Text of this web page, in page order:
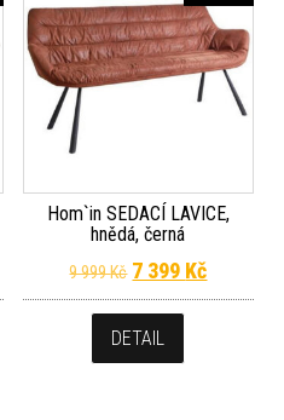
7 699 Kč.
cena je: 6 082 Kč.
Hom`in SEDACÍ LAVICE,
hnědá, černá
9 999Kč Původní cena
7 399 KčAktuální
DETAIL